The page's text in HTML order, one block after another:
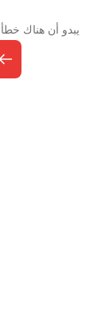
يبدو أن هناك